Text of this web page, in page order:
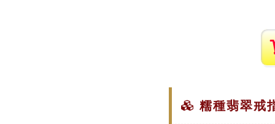
糯種翡翠戒